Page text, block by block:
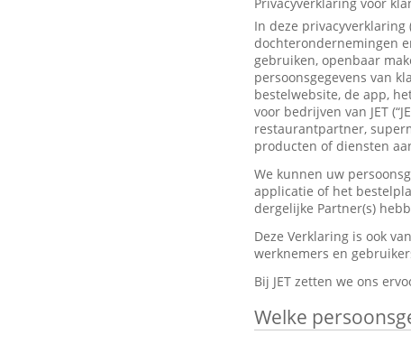
In deze privacyverklaring
dochterondernemingen
gebruiken, openbaar
persoonsgegevens van
bestelwebsite, de app,
voor bedrijven van JET
restaurantpartner,
producten of diensten
We kunnen uw
applicatie of het
dergelijke Partner(s)
Deze Verklaring is ook
werknemers en
Bij JET zetten we ons
Welke